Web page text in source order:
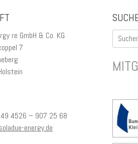
re GmbH & Co. KG
7
4526 – 907 25 68
energy.de
Suchen
nach: